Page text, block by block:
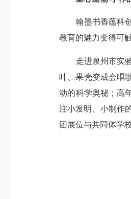
翰墨书香蕴科创
教育的魅力变得可
走进泉州市实验
叶、果壳变成会唱
动的科学奥秘；高
注小发明、小制作
团展位与共同体学